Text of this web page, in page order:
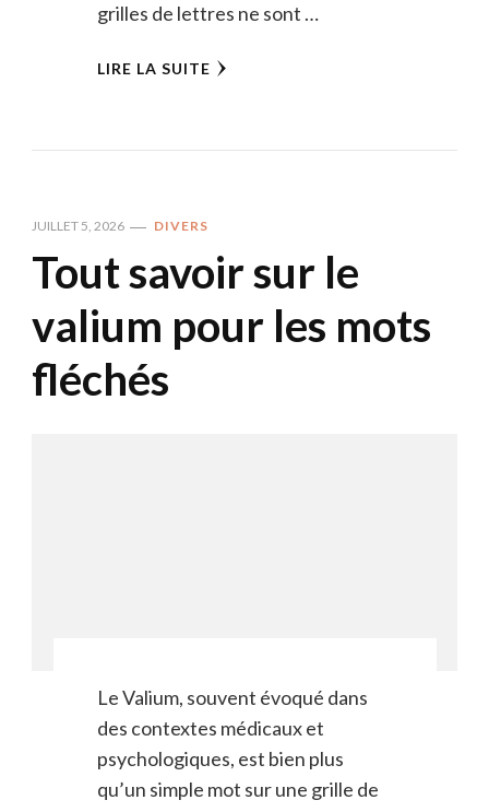
grilles de lettres ne sont …
LIRE LA SUITE
JUILLET 5, 2026 DIVERS
Tout savoir sur le
valium pour les mots
fléchés
Le Valium, souvent évoqué dans
des contextes médicaux et
psychologiques, est bien plus
qu’un simple mot sur une grille de